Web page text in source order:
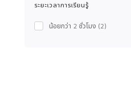
ระยะเวลาการเรียนรู้
น้อยกว่า 2 ชั่วโมง (2)